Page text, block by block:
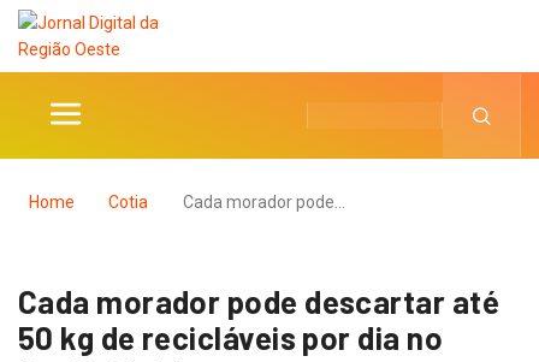
Home Cotia Cada morador pode…
Cada morador pode descartar até
50 kg de recicláveis por dia no